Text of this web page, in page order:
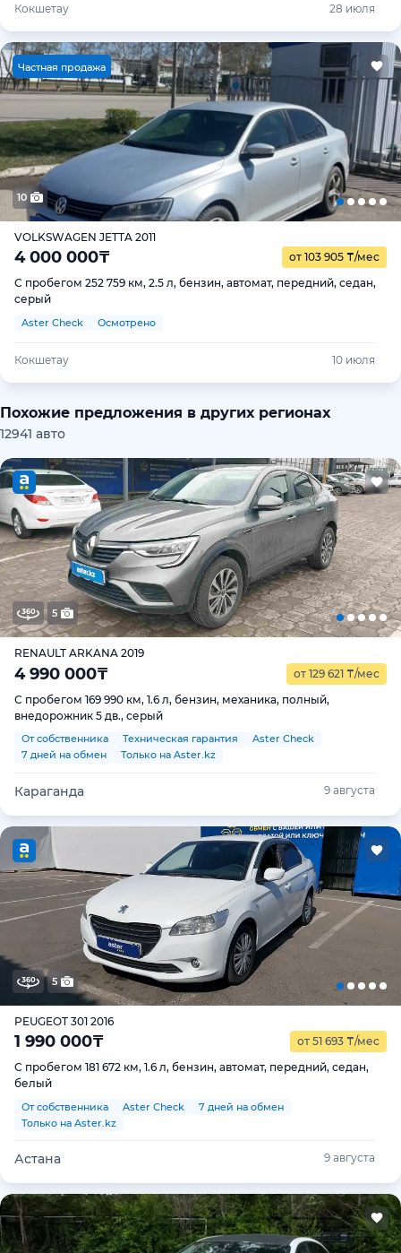
Кокшетау 28 июля
Частная продажа
10
VOLKSWAGEN JETTA 2011
4 000 000₸ от 103 905 ₸/мес
С пробегом 252 759 км, 2.5 л, бензин, автомат, передний, седан,
серый
Aster Check Осмотрено
Кокшетау 10 июля
Похожие предложения в других регионах
12941 авто
5
RENAULT ARKANA 2019
4 990 000₸ от 129 621 ₸/мес
С пробегом 169 990 км, 1.6 л, бензин, механика, полный,
внедорожник 5 дв., серый
От собственника Техническая гарантия
Aster Check
7 дней на обмен
Только на Aster.kz
Караганда 9 августа
5
PEUGEOT 301 2016
1 990 000₸ от 51 693 ₸/мес
С пробегом 181 672 км, 1.6 л, бензин, автомат, передний, седан,
белый
От собственника Aster Check
7 дней на обмен
Только на Aster.kz
Астана 9 августа